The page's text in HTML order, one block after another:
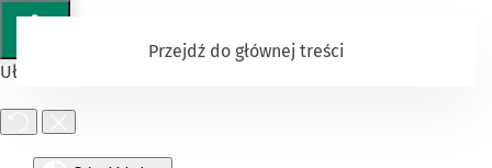
Ułatwienia dostępu
Przejdź do głównej treści